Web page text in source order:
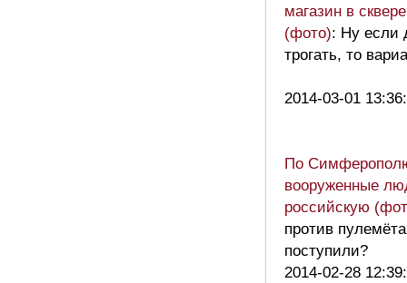
магазин в
(фото): Ну если
трогать, то
2014-03-01
По
вооруженные
российскую
против
поступили?
2014-02-28